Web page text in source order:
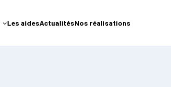
Les aidesActualitésNos réalisations